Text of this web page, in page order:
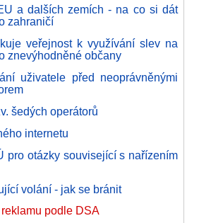
a dalších zemích - na co si dát
zahraničí
veřejnost k využívání slev na
znevýhodněné občany
uživatele před neoprávněnými
šedých operátorů
internetu
pro otázky související s nařízením
volání - jak se bránit
podle DSA